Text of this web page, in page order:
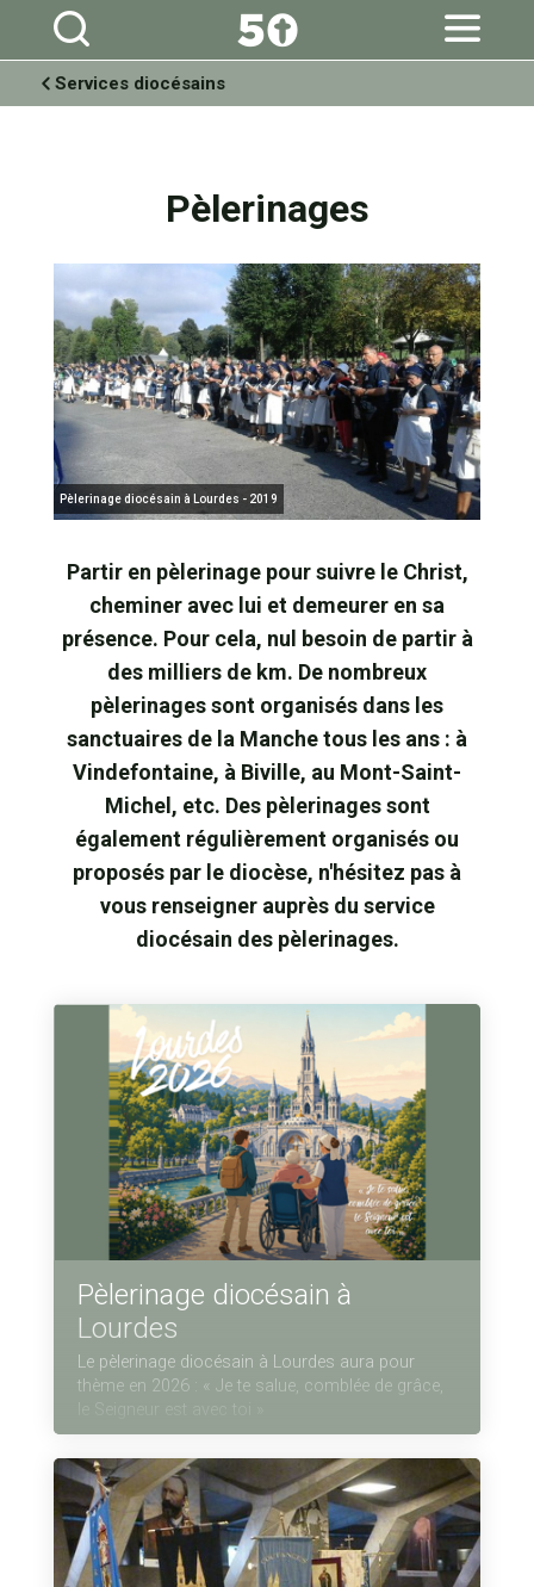
Aller
personnels
Services diocésains
Pèlerinages
Pèlerinage diocésain à Lourdes - 2019
Partir en pèlerinage pour suivre le Christ,
cheminer avec lui et demeurer en sa
présence. Pour cela, nul besoin de partir à
des milliers de km. De nombreux
pèlerinages sont organisés dans les
sanctuaires de la Manche tous les ans : à
Vindefontaine, à Biville, au Mont-Saint-
Michel, etc. Des pèlerinages sont
également régulièrement organisés ou
proposés par le diocèse, n'hésitez pas à
vous renseigner auprès du service
diocésain des pèlerinages.
Pèlerinage diocésain à
Lourdes
Le pèlerinage diocésain à Lourdes aura pour
thème en 2026 : « Je te salue, comblée de grâce,